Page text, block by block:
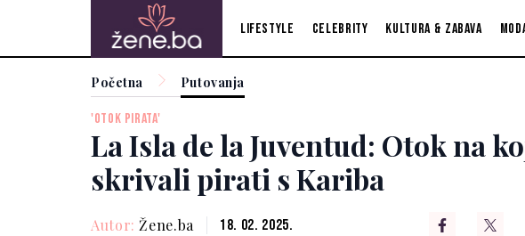
Lifestyle Celebrity Kultura & zabava
Početna Putovanja
'OTOK PIRATA'
La Isla de la Juventud: Otok na
skrivali pirati s Kariba
Autor: Žene.ba 18. 02. 2025.